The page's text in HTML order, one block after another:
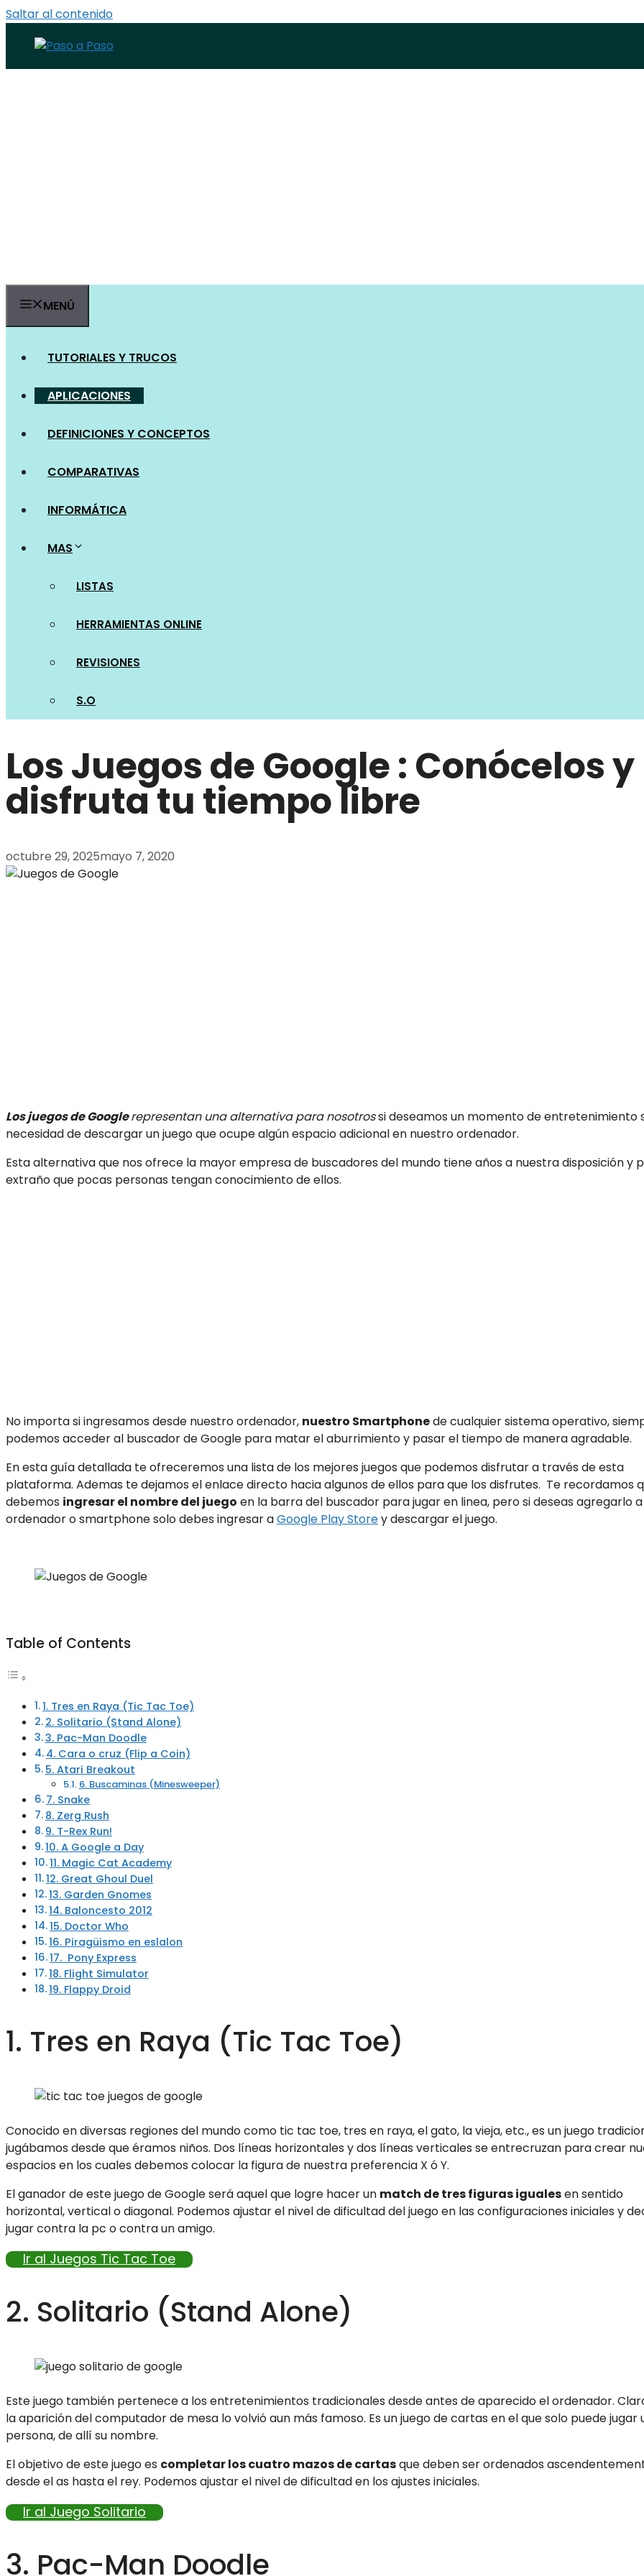
Saltar al contenido
MENÚ
TUTORIALES Y TRUCOS
APLICACIONES
DEFINICIONES Y CONCEPTOS
COMPARATIVAS
INFORMÁTICA
MAS
LISTAS
HERRAMIENTAS ONLINE
REVISIONES
S.O
Los Juegos de Google : Conócelos y
disfruta tu tiempo libre
octubre 29, 2025mayo 7, 2020
Los juegos de Googlerepresentan una alternativa para nosotrossi deseamos un momento de entretenimiento
necesidad de descargar un juego que ocupe algún espacio adicional en nuestro ordenador.
Esta alternativa que nos ofrece la mayor empresa de buscadores del mundo tiene años a nuestra disposición y
extraño que pocas personas tengan conocimiento de ellos.
No importa si ingresamos desde nuestro ordenador, nuestro Smartphonede cualquier sistema operativo,
podemos acceder al buscador de Google para matar el aburrimiento y pasar el tiempo de manera agradable.
En esta guía detallada te ofreceremos una lista de los mejores juegos que podemos disfrutar a través de esta
plataforma. Ademas te dejamos el enlace directo hacia algunos de ellos para que los disfrutes. Te recordamos
debemos ingresar el nombre del juego en la barra del buscador para jugar en linea, pero si deseas agregarlo
ordenador o smartphone solo debes ingresar aGoogle Play Storey descargar el juego.
Table of Contents
1. Tres en Raya (Tic Tac Toe)
2. Solitario (Stand Alone)
3. Pac-Man Doodle
4. Cara o cruz (Flip a Coin)
5. Atari Breakout
6. Buscaminas (Minesweeper)
7. Snake
8. Zerg Rush
9. T-Rex Run!
10. A Google a Day
11. Magic Cat Academy
12. Great Ghoul Duel
13. Garden Gnomes
14. Baloncesto 2012
15. Doctor Who
16. Piragüismo en eslalon
17. Pony Express
18. Flight Simulator
19. Flappy Droid
1. Tres en Raya (Tic Tac Toe)
Conocido en diversas regiones del mundo como tic tac toe, tres en raya, el gato, la vieja, etc., es un juego
jugábamos desde que éramos niños. Dos líneas horizontales y dos líneas verticales se entrecruzan para crear
espacios en los cuales debemos colocar la figura de nuestra preferencia X ó Y.
El ganador de este juego de Google será aquel que logre hacer un match de tres figuras igualesen sentido
horizontal, vertical o diagonal. Podemos ajustar el nivel de dificultad del juego en las configuraciones iniciales y
jugar contra la pc o contra un amigo.
Ir al Juegos Tic Tac Toe
2. Solitario (Stand Alone)
Este juego también pertenece a los entretenimientos tradicionales desde antes de aparecido el ordenador.
la aparición del computador de mesa lo volvió aun más famoso. Es un juego de cartas en el que solo puede jugar
persona, de allí su nombre.
El objetivo de este juego es completar los cuatro mazos de cartasque deben ser ordenados
desde el as hasta el rey. Podemos ajustar el nivel de dificultad en los ajustes iniciales.
Ir al Juego Solitario
3. Pac-Man Doodle